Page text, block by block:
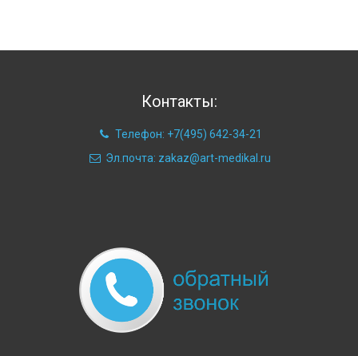
Контакты:
Телефон: +7(495) 642-34-21
Эл.почта: zakaz@art-medikal.ru